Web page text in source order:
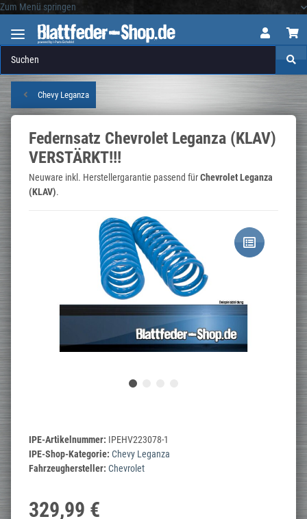
Zum Menü springen
Chevy Leganza
Federnsatz Chevrolet Leganza (KLAV)
VERSTÄRKT!!!
Neuware inkl. Herstellergarantie passend fürChevrolet Leganza
(KLAV).
IPE-Artikelnummer: IPEHV223078-1
IPE-Shop-Kategorie: Chevy Leganza
Fahrzeughersteller: Chevrolet
329,99 €